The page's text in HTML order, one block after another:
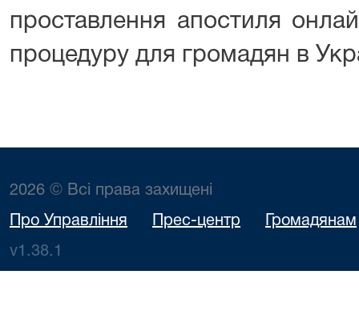
проставлення апостиля
процедуру для громадян в
2026 © Всі права захищені
Про Управління Прес-центр Громадянам
v1.38.1